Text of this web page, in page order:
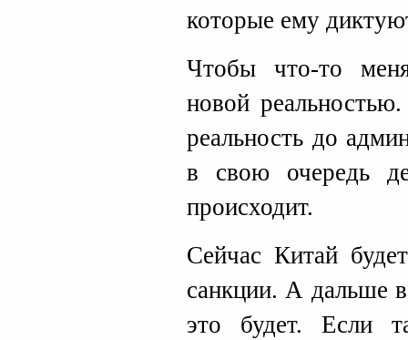
которые ему
Чтобы что-то
новой
реальность до
в свою очередь
происходит.
Сейчас Китай
санкции. А дальше
это будет. Если